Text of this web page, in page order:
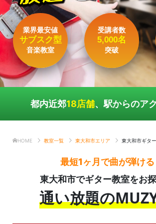
業界最安値
サブスク型
音楽教室
受講者数
5,000名
突破
都内近郊18店舗、駅からのア
HOME 教室一覧 東大和市エリア 東大和市ギタ
最短1ヶ月で曲が弾ける
東大和市でギター教室をお
通い放題の